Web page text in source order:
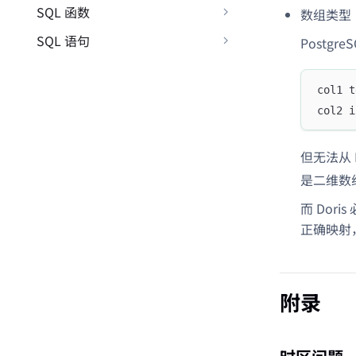
SQL 函数
SQL 语句
数组类型
col1
col2
但无法
是二维
而 Doris
正确映
附录